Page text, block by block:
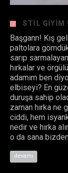
STIL GIYIM
Başgann! Kış
paltolara
sarıp
hırkalar ve
adamım ben
elbiseyi? En
duruşa sahip
zaman hırka ne
ciddi, hem
nedir ve hırka
o da sana
devamı